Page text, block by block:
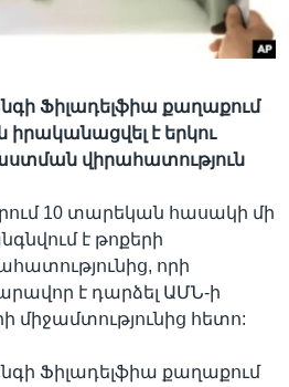
Ֆիլադելֆիա քաղաքում
է երկու
վիրահատություն
10 տարեկան հասակի մի
է թոքերի
որի
է դարձել ԱՄՆ-ի
միջամտությունից հետո:
Ֆիլադելֆիա քաղաքում